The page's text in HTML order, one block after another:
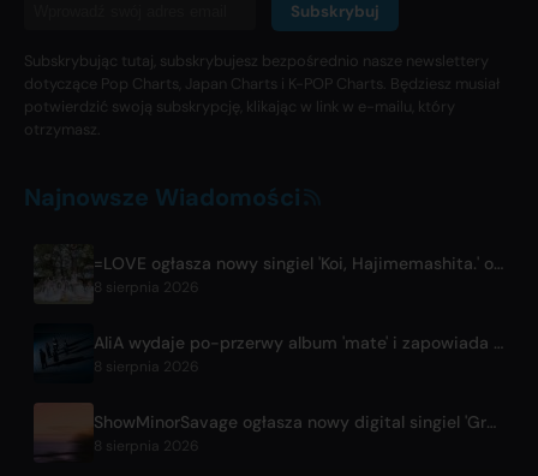
Subskrybuj
Subskrybując tutaj, subskrybujesz bezpośrednio nasze newslettery
dotyczące Pop Charts, Japan Charts i K-POP Charts. Będziesz musiał
potwierdzić swoją subskrypcję, klikając w link w e-mailu, który
otrzymasz.
Najnowsze Wiadomości
=LOVE ogłasza nowy singiel 'Koi, Hajimemashita.' oraz koncerty w Tokyo Dome
8 sierpnia 2026
AliA wydaje po-przerwy album 'mate' i zapowiada koncert w Tokio
8 sierpnia 2026
ShowMinorSavage ogłasza nowy digital singiel 'Gradation'
8 sierpnia 2026